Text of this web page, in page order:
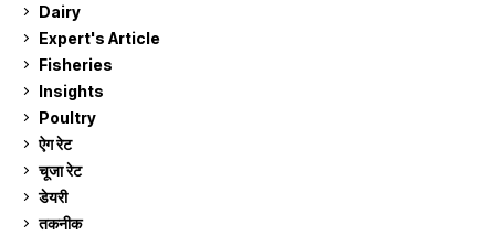
Dairy
Expert's Article
Fisheries
Insights
Poultry
ऐग रेट
चूजा रेट
डेयरी
तकनीक